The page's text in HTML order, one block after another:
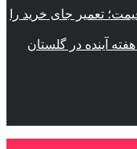
تعمیر جای خرید را
آینده در گلستان